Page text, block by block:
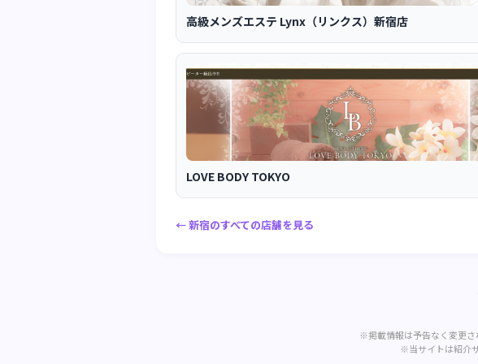
高級メンズエステ Lynx（リンクス）新宿店
LOVE BODY TOKYO
← 新宿のすべての店舗を見る
※掲載情報は予告なく変更さ
※当サイトは紹介